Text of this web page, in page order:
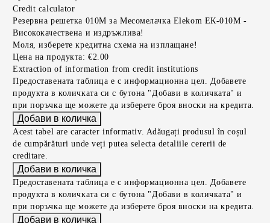
Credit calculator
Резервна решетка 010М за Месомелачка Elekom ЕК-010М -
Висококачествена и издръжлива!
Моля, изберете кредитна схема на изплащане!
Цена на продукта: €2.00
Extraction of information from credit institutions
Предоставената таблица е с информационна цел. Добавете
продукта в количката си с бутона "Добави в количката" и
при поръчка ще можете да изберете броя вноски на кредита.
Acest tabel are caracter informativ. Adăugați produsul în coșul
de cumpărături unde veți putea selecta detaliile cererii de
creditare.
Предоставената таблица е с информационна цел. Добавете
продукта в количката си с бутона "Добави в количката" и
при поръчка ще можете да изберете броя вноски на кредита.